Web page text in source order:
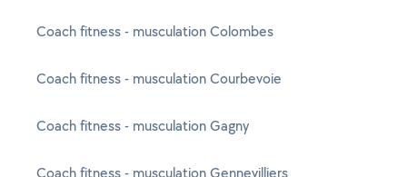
Coach fitness - musculation Colombes
Coach fitness - musculation Courbevoie
Coach fitness - musculation Gagny
Coach fitness - musculation Gennevilliers